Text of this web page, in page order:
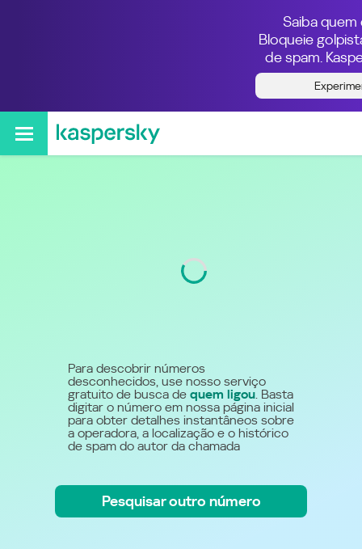
Saiba quem
Bloqueie
de spam.
Quem ligou do número
12013285168
Para descobrir números
desconhecidos, use nosso serviço
gratuito de busca de quem ligou. Basta
digitar o número em nossa página inicial
para obter detalhes instantâneos sobre
a operadora, a localização e o histórico
de spam do autor da chamada
Pesquisar outro número